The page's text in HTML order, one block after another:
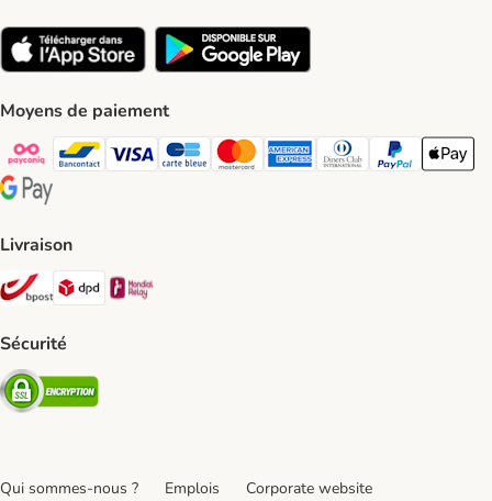
Moyens de paiement
Payconiq Payment Method
bancontact Payment Method
Visa Payment Method
carte bleue Payment Method
Master card Payment Method
American express Payment
Diners club Payment
Paypal Payment
Apple
Google Pay Payment Method
Livraison
Bpost Shipping Method
DPD Shipping Method
Sécurité
Security
Qui sommes-nous ? Emplois
Corporate website